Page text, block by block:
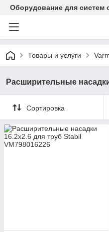
Оборудование для систем
Товары и услуги
Расширительные
Сортировка